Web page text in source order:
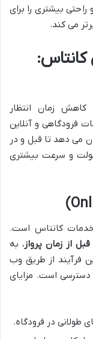
بیشتری را برای
می کند.
کاهش زمان انتظار
فرودگاهی و آنلاین
می دهد تا قبل و در
و سرعت بیشتری
خدمات کانتاس است.
، به
فرآیند از طریق وب
دسترسی است. مزایای
طولانی در فرودگاه.